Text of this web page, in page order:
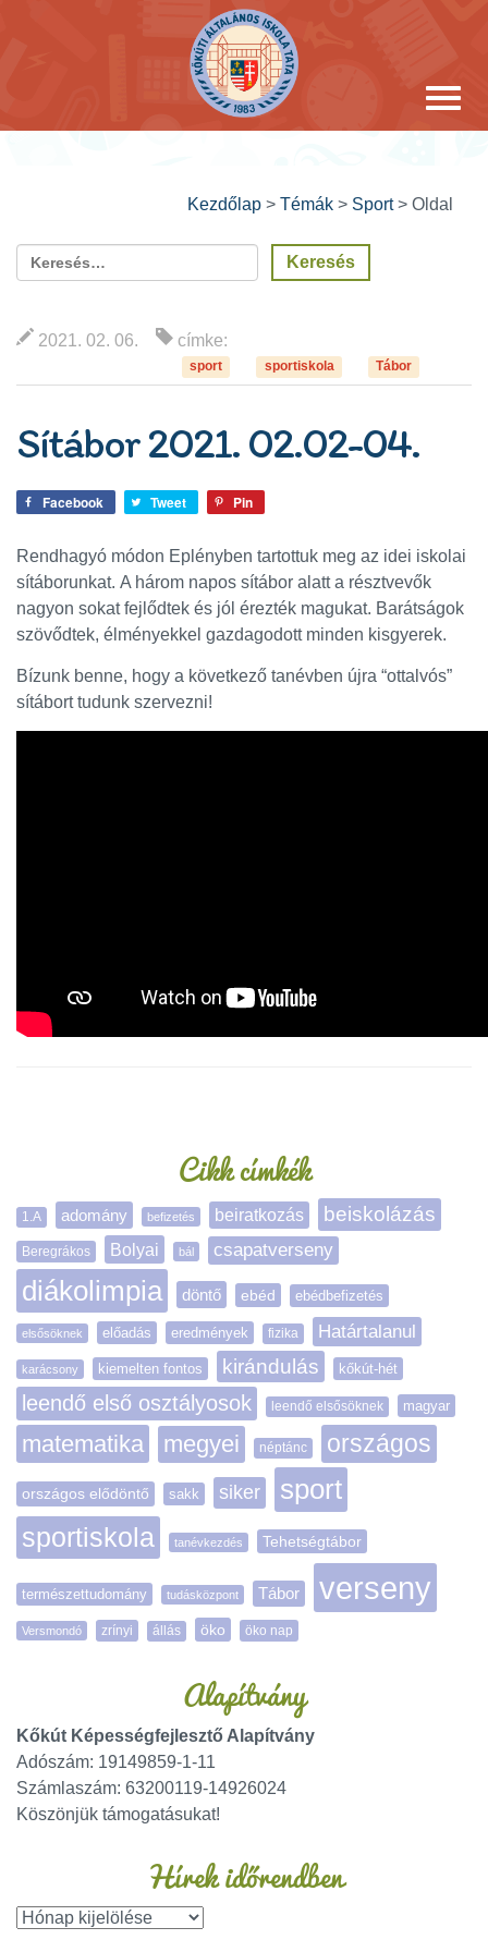
Kezdőlap > Témák > Sport> Oldal
2021. 02. 06. címke:
sport sportiskola Tábor
Sítábor 2021. 02.02-04.
Facebook Tweet Pin
Rendhagyó módon Eplényben tartottuk meg az idei iskolai
sítáborunkat. A három napos sítábor alatt a résztvevők
nagyon sokat fejlődtek és jól érezték magukat. Barátságok
szövődtek, élményekkel gazdagodott minden kisgyerek.
Bízunk benne, hogy a következő tanévben újra “ottalvós”
sítábort tudunk szervezni!
Cikk címkék
1.A adomány befizetés beiratkozás beiskolázás
Beregrákos Bolyai bál csapatverseny
diákolimpia döntő ebéd ebédbefizetés
elsősöknek előadás eredmények fizika Határtalanul
karácsony kiemelten fontos kirándulás kőkút-hét
leendő első osztályosok leendő elsősöknek magyar
matematika megyei néptánc országos
országos elődöntő sakk siker sport
sportiskola tanévkezdés Tehetségtábor
természettudomány tudásközpont Tábor verseny
Versmondó zrínyi állás öko öko nap
Alapítvány
Kőkút Képességfejlesztő Alapítvány
Adószám: 19149859-1-11
Számlaszám: 63200119-14926024
Köszönjük támogatásukat!
Hírek időrendben